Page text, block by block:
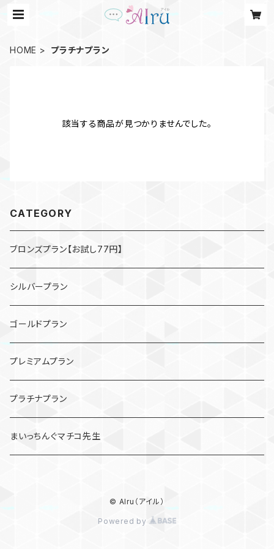
HOME プラチナプラン
該当する商品が見つかりませんでした。
CATEGORY
ブロンズプラン【お試し77円】
シルバープラン
ゴールドプラン
プレミアムプラン
プラチナプラン
まいっちんぐマチコ先生
© AIru（アイル）
Powered by